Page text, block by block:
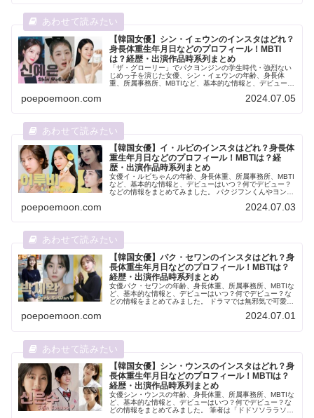
【韓国女優】シン・イェウンのインスタはどれ？
身長体重生年月日などのプロフィール！MBTI
は？経歴・出演作品時系列まとめ
「ザ・グローリー」でパクヨンジンの学生時代・強烈ない
じめっ子を演じた女優、シン・イェウンの年齢、身長体
重、所属事務所、MBTIなど、基本的な情報と、デビューは
poepoemoon.com 2024.07.05
【韓国女優】イ・ルビのインスタはどれ？身長体
重生年月日などのプロフィール！MBTIは？経
歴・出演作品時系列まとめ
女優イ・ルビちゃんの年齢、身長体重、所属事務所、MBTI
など、基本的な情報と、デビューはいつ？何でデビュー？
などの情報をまとめてみました。 パクジフンくんやヨンフ
poepoemoon.com 2024.07.03
【韓国女優】パク・セワンのインスタはどれ？身
長体重生年月日などのプロフィール！MBTIは？
経歴・出演作品時系列まとめ
女優パク・セワンの年齢、身長体重、所属事務所、MBTIな
ど、基本的な情報と、デビューはいつ？何でデビュー？な
どの情報をまとめてみました。 ドラマでは無邪気で可愛く
poepoemoon.com 2024.07.01
【韓国女優】シン・ウンスのインスタはどれ？身
長体重生年月日などのプロフィール！MBTIは？
経歴・出演作品時系列まとめ
女優シン・ウンスの年齢、身長体重、所属事務所、MBTIな
ど、基本的な情報と、デビューはいつ？何でデビュー？な
どの情報をまとめてみました。 筆者は「ドドソソララソ」